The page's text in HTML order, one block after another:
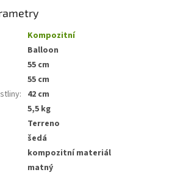
Kompozitní
Balloon
55 cm
55 cm
: 42 cm
5,5 kg
Terreno
šedá
kompozitní materiál
matný